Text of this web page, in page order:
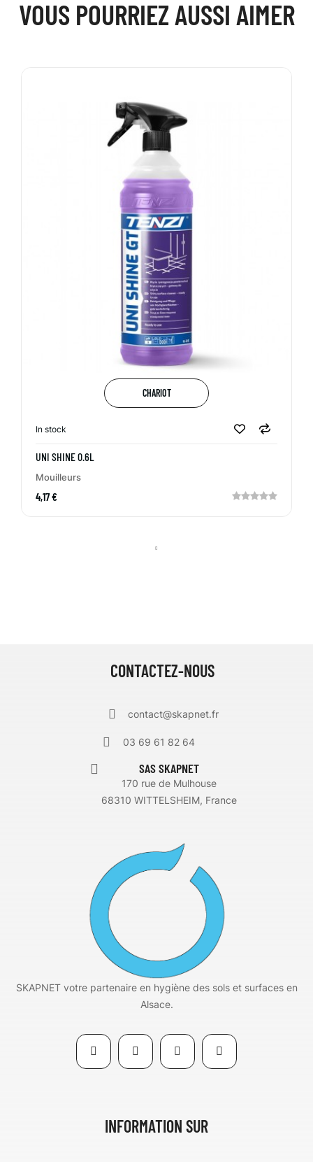
VOUS POURRIEZ AUSSI AIMER
CHARIOT
In stock
UNI SHINE 0.6L
Mouilleurs
4,17 €
CONTACTEZ-NOUS
contact@skapnet.fr
03 69 61 82 64
SAS SKAPNET
170 rue de Mulhouse
68310 WITTELSHEIM, France
SKAPNET votre partenaire en hygiène des sols et surfaces en
Alsace.
INFORMATION SUR